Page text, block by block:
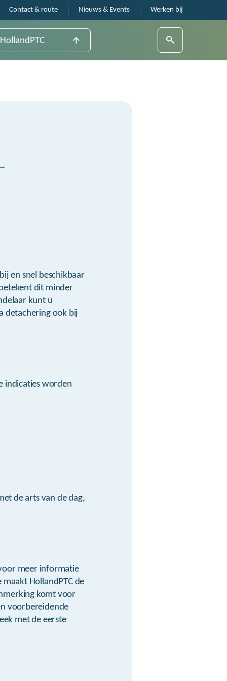
Contact & route Nieuws & Events Werken bij
HollandPTC
en snel beschikbaar
dit minder
kunt u
detachering ook bij
indicaties worden
de arts van de dag,
meer informatie
HollandPTC de
komt voor
voorbereidende
met de eerste